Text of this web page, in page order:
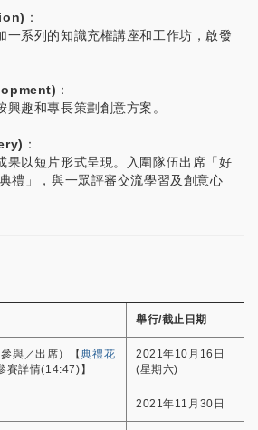
：
一系列的知識充權講座和工作坊，啟發
：
興趣和專長策劃創意方案。
：
果以短片形式呈現。入圍隊伍出席「好
禮」，與一眾評審交流學習及創意心
舉行/截止日期
與／出席）【典禮花
賽詳情(14:47)】
2021年10月16日
(星期六)
2021年11月30日